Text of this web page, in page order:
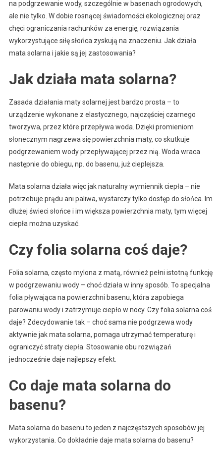
na podgrzewanie wody, szczególnie w basenach ogrodowych,
ale nie tylko. W dobie rosnącej świadomości ekologicznej oraz
chęci ograniczania rachunków za energię, rozwiązania
wykorzystujące siłę słońca zyskują na znaczeniu. Jak działa
mata solarna i jakie są jej zastosowania?
Jak działa mata solarna?
Zasada działania maty solarnej jest bardzo prosta – to
urządzenie wykonane z elastycznego, najczęściej czarnego
tworzywa, przez które przepływa woda. Dzięki promieniom
słonecznym nagrzewa się powierzchnia maty, co skutkuje
podgrzewaniem wody przepływającej przez nią. Woda wraca
następnie do obiegu, np. do basenu, już cieplejsza.
Mata solarna działa więc jak naturalny wymiennik ciepła – nie
potrzebuje prądu ani paliwa, wystarczy tylko dostęp do słońca. Im
dłużej świeci słońce i im większa powierzchnia maty, tym więcej
ciepła można uzyskać.
Czy folia solarna coś daje?
Folia solarna, często mylona z matą, również pełni istotną funkcję
w podgrzewaniu wody – choć działa w inny sposób. To specjalna
folia pływająca na powierzchni basenu, która zapobiega
parowaniu wody i zatrzymuje ciepło w nocy. Czy folia solarna coś
daje? Zdecydowanie tak – choć sama nie podgrzewa wody
aktywnie jak mata solarna, pomaga utrzymać temperaturę i
ograniczyć straty ciepła. Stosowanie obu rozwiązań
jednocześnie daje najlepszy efekt.
Co daje mata solarna do
basenu?
Mata solarna do basenu to jeden z najczęstszych sposobów jej
wykorzystania. Co dokładnie daje mata solarna do basenu?